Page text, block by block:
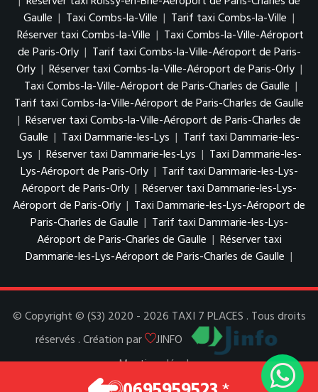
Gaulle | Taxi Combs-la-Ville | Tarif taxi Combs-la-Ville |
Réserver taxi Combs-la-Ville | Taxi Combs-la-Ville-Aéroport
de Paris-Orly | Tarif taxi Combs-la-Ville-Aéroport de Paris-
Orly | Réserver taxi Combs-la-Ville-Aéroport de Paris-Orly |
Taxi Combs-la-Ville-Aéroport de Paris-Charles de Gaulle |
Tarif taxi Combs-la-Ville-Aéroport de Paris-Charles de Gaulle
| Réserver taxi Combs-la-Ville-Aéroport de Paris-Charles de
Gaulle | Taxi Dammarie-les-Lys | Tarif taxi Dammarie-les-
Lys | Réserver taxi Dammarie-les-Lys | Taxi Dammarie-les-
Lys-Aéroport de Paris-Orly | Tarif taxi Dammarie-les-Lys-
Aéroport de Paris-Orly | Réserver taxi Dammarie-les-Lys-
Aéroport de Paris-Orly | Taxi Dammarie-les-Lys-Aéroport de
Paris-Charles de Gaulle | Tarif taxi Dammarie-les-Lys-
Aéroport de Paris-Charles de Gaulle | Réserver taxi
Dammarie-les-Lys-Aéroport de Paris-Charles de Gaulle |
© Copyright © (S3) 2020 - 2026 TAXI 7 PLACES . Tous droits
réservés . Création par
JINFO
Mentions légales
Espace Pro